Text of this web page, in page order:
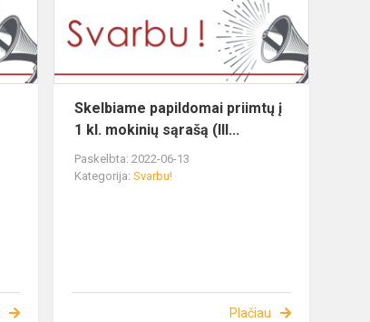
Skelbiame papildomai priimtų į
1 kl. mokinių sąrašą (III...
Paskelbta: 2022-06-13
Kategorija:Svarbu!
Plačiau